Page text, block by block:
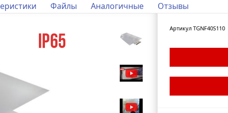
Файлы Аналогичные Отзывы
Артикул TGNF40S110